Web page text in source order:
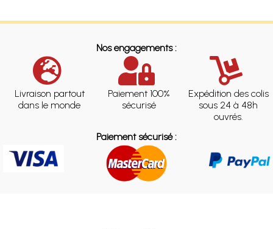
Nos engagements :
Livraison partout
dans le monde
Paiement 100%
sécurisé
Expédition des colis
sous 24 à 48h
ouvrés.
Paiement sécurisé :